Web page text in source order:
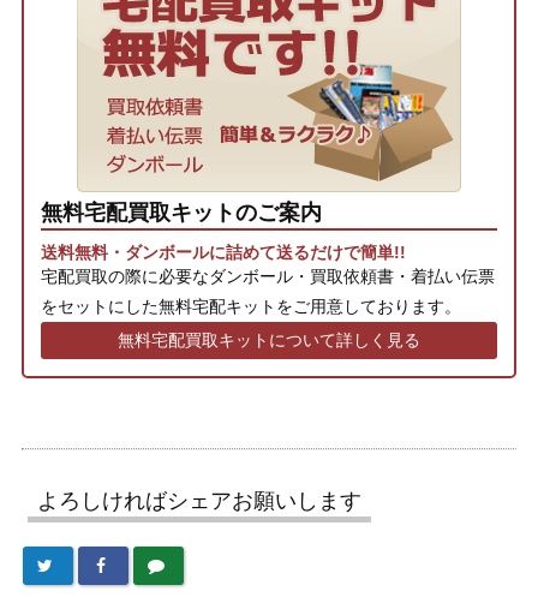
無料宅配買取キットのご案内
送料無料・ダンボールに詰めて送るだけで簡単!!
宅配買取の際に必要なダンボール・買取依頼書・着払い伝票
をセットにした無料宅配キットをご用意しております。
無料宅配買取キットについて詳しく見る
よろしければシェアお願いします